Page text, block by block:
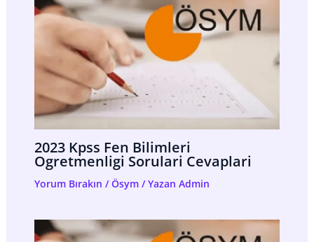
2023 Kpss Fen Bilimleri
Ogretmenligi Sorulari Cevaplari
Yorum Bırakın /Ösym/ Yazan Admin